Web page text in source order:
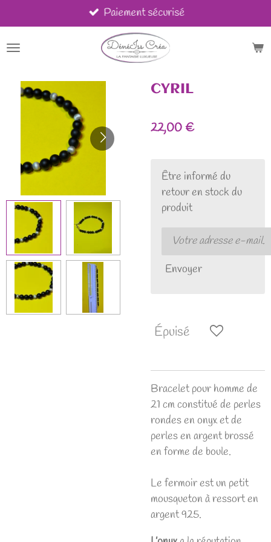
au
contenu
Paiement sécurisé
CYRIL
22,00 €
Être informé du
retour en stock du
produit
Envoyer
Épuisé
Bracelet pour homme de
21 cm constitué de perles
rondes en onyx et de
perles en argent brossé
en forme de boule.
Le fermoir est un petit
mousqueton à ressort en
argent 925.